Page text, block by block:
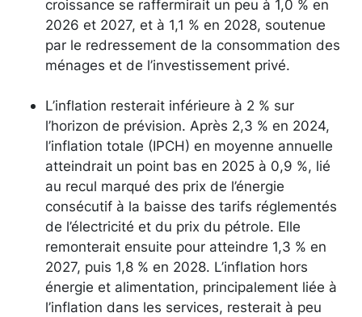
croissance se raffermirait un peu à 1,0 % en
2026 et 2027, et à 1,1 % en 2028, soutenue
par le redressement de la consommation des
ménages et de l’investissement privé.
L’inflation resterait inférieure à 2 % sur
l’horizon de prévision. Après 2,3 % en 2024,
l’inflation totale (IPCH) en moyenne annuelle
atteindrait un point bas en 2025 à 0,9 %, lié
au recul marqué des prix de l’énergie
consécutif à la baisse des tarifs réglementés
de l’électricité et du prix du pétrole. Elle
remonterait ensuite pour atteindre 1,3 % en
2027, puis 1,8 % en 2028. L’inflation hors
énergie et alimentation, principalement liée à
l’inflation dans les services, resterait à peu